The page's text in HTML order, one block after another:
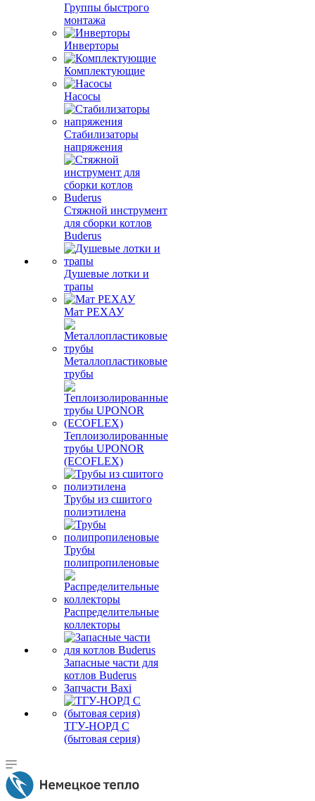
Группы быстрого
монтажа
Инверторы
Комплектующие
Насосы
Стабилизаторы
напряжения
Стяжной инструмент
для сборки котлов
Buderus
Душевые лотки и
трапы
Мат РЕХАУ
Металлопластиковые
трубы
Теплоизолированные
трубы UPONOR
(ECOFLEX)
Трубы из сшитого
полиэтилена
Трубы
полипропиленовые
Распределительные
коллекторы
Запасные части для
котлов Buderus
Запчасти Baxi
ТГУ-НОРД С
(бытовая серия)